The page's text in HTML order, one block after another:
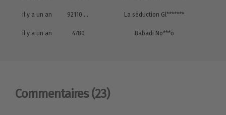
il y a un an 92110 clichy La séduction Gl*******
il y a un an 4780 Babadi No***o
Commentaires (23)